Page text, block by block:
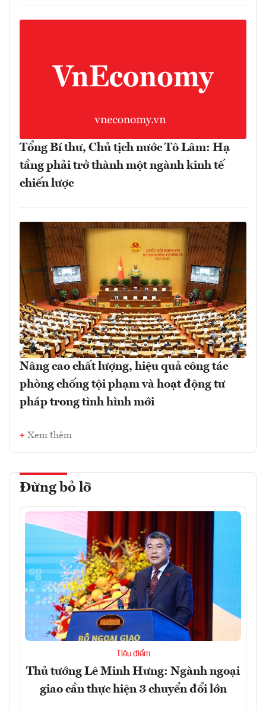
Tổng Bí thư, Chủ tịch nước Tô Lâm: Hạ
tầng phải trở thành một ngành kinh tế
chiến lược
Nâng cao chất lượng, hiệu quả công tác
phòng chống tội phạm và hoạt động tư
pháp trong tình hình mới
Xem thêm
Đừng bỏ lỡ
Tiêu điểm
Thủ tướng Lê Minh Hưng: Ngành ngoại
giao cần thực hiện 3 chuyển đổi lớn